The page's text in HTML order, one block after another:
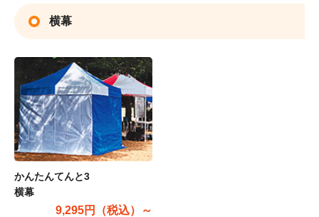
横幕
かんたんてんと3
横幕
9,295円（税込）～